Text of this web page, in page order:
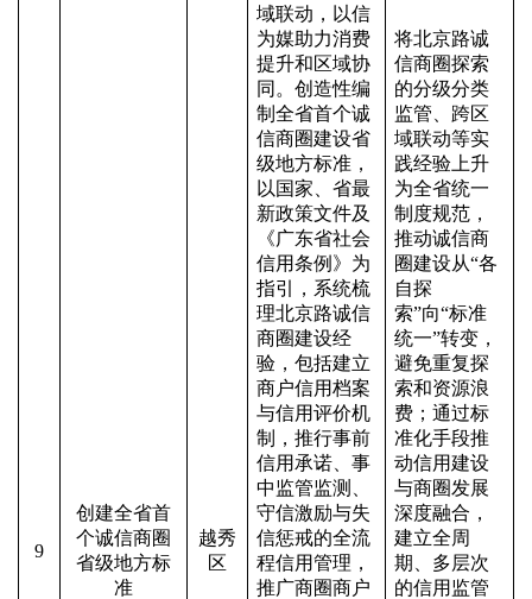
9
创建全省首
个诚信商圈
省级地方标
准
越秀
区
域联动，以信
为媒助力消费
提升和区域协
同。创造性编
制全省首个诚
信商圈建设省
级地方标准，
以国家、省最
新政策文件及
《广东省社会
信用条例》为
指引，系统梳
理北京路诚信
商圈建设经
验，包括建立
商户信用档案
与信用评价机
制，推行事前
信用承诺、事
中监管监测、
守信激励与失
信惩戒的全流
程信用管理，
推广商圈商户
将北京路诚
信商圈探索
的分级分类
监管、跨区
域联动等实
践经验上升
为全省统一
制度规范，
推动诚信商
圈建设从“各
自探
索”向“标准
统一”转变，
避免重复探
索和资源浪
费；通过标
准化手段推
动信用建设
与商圈发展
深度融合，
建立全周
期、多层次
的信用监管